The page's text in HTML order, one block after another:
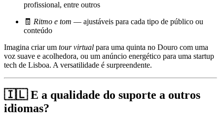
profissional, entre outros
🧾 Ritmo e tom — ajustáveis para cada tipo de público ou
conteúdo
Imagina criar um tour virtual para uma quinta no Douro com uma
voz suave e acolhedora, ou um anúncio energético para uma startup
tech de Lisboa. A versatilidade é surpreendente.
🇮🇱 E a qualidade do suporte a outros
idiomas?